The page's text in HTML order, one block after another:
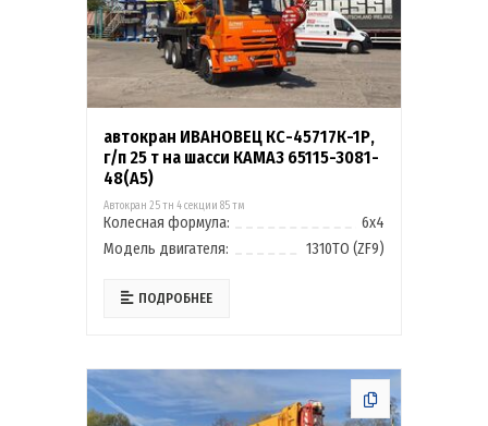
автокран ИВАНОВЕЦ КС-45717К-1Р,
г/п 25 т на шасси КАМАЗ 65115-3081-
48(A5)
Автокран 25 тн 4 секции 85 тм
Колесная формула:
6х4
Модель двигателя:
1310ТО (ZF9)
ПОДРОБНЕЕ